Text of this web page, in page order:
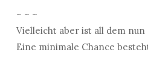
~ ~ ~
Vielleicht aber ist all dem
Eine minimale Chance